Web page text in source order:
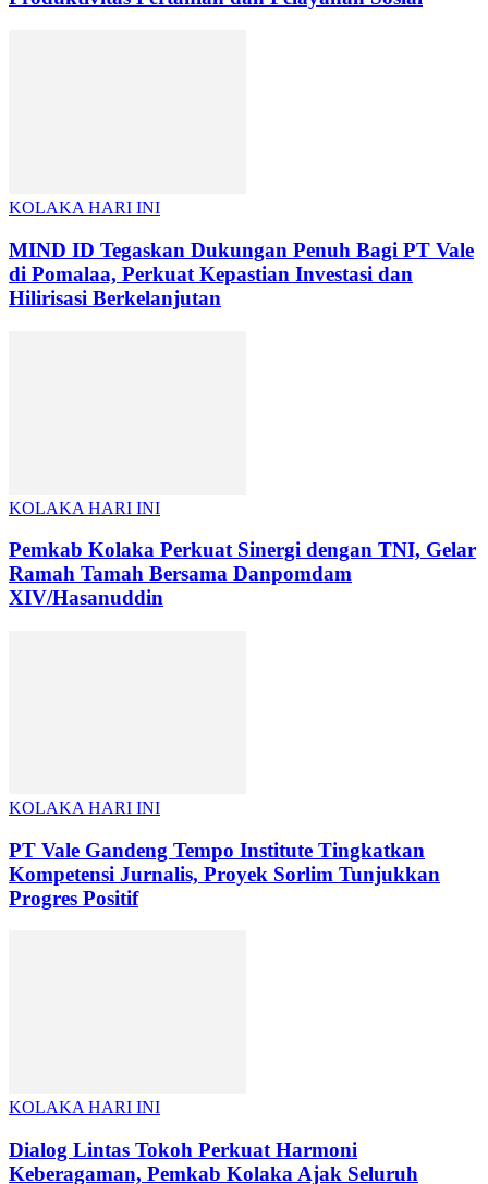
KOLAKA HARI INI
MIND ID Tegaskan Dukungan Penuh Bagi PT Vale
di Pomalaa, Perkuat Kepastian Investasi dan
Hilirisasi Berkelanjutan
KOLAKA HARI INI
Pemkab Kolaka Perkuat Sinergi dengan TNI, Gelar
Ramah Tamah Bersama Danpomdam
XIV/Hasanuddin
KOLAKA HARI INI
PT Vale Gandeng Tempo Institute Tingkatkan
Kompetensi Jurnalis, Proyek Sorlim Tunjukkan
Progres Positif
KOLAKA HARI INI
Dialog Lintas Tokoh Perkuat Harmoni
Keberagaman, Pemkab Kolaka Ajak Seluruh